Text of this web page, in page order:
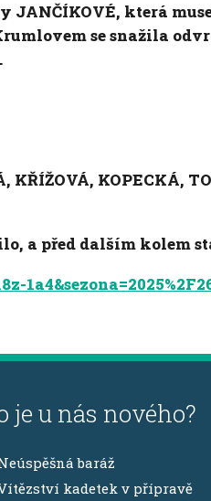
která
se snažila
KOPECKÁ,
a před dalším kolem
je u nás nového?
baráž
kadetek v přípravě